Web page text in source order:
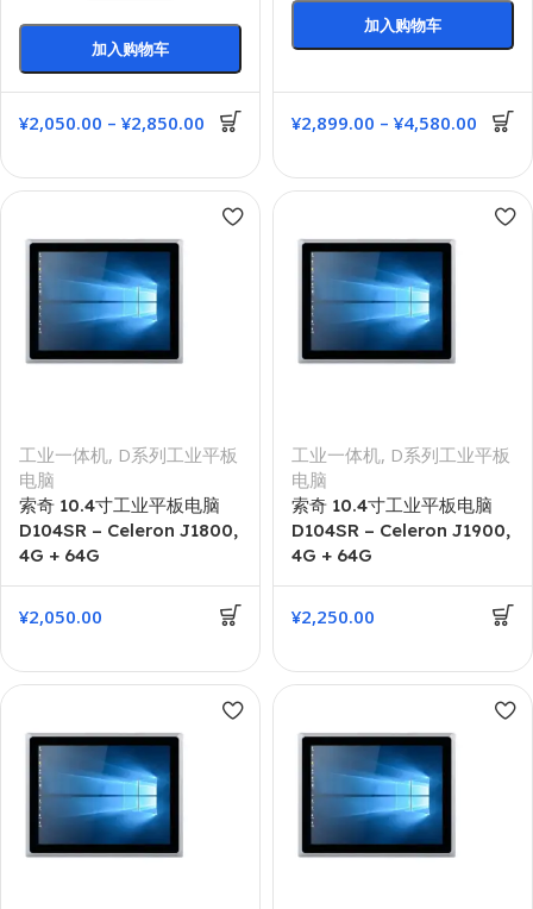
加入购物车
¥2,050.00 – ¥2,850.00
加入购物车
¥2,899.00 – ¥4,580.00
工业一体机, D系列工业平板
电脑
索奇 10.4寸工业平板电脑
D104SR – Celeron J1800,
4G + 64G
¥2,050.00
工业一体机, D系列工业平板
电脑
索奇 10.4寸工业平板电脑
D104SR – Celeron J1900,
4G + 64G
¥2,250.00